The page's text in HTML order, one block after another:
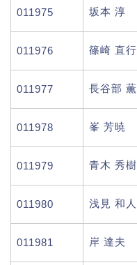
011975 坂本 淳
011976 篠崎 直行
011977 長谷部 薫
011978 峯 芳暁
011979 青木 秀樹
011980 浅見 和人
011981 岸 達夫